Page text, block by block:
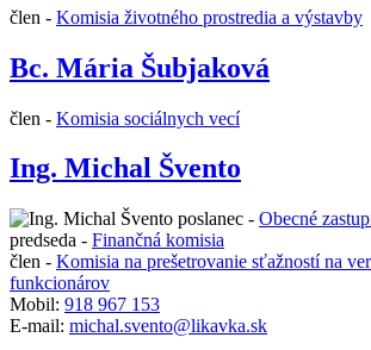
člen - Komisia životného prostredia a výstavby
Bc. Mária Šubjaková
člen - Komisia sociálnych vecí
Ing. Michal Švento
poslanec - Obecné
predseda - Finančná komisia
člen - Komisia na prešetrovanie sťažností na
funkcionárov
Mobil: 918 967 153
E-mail: michal.svento@likavka.sk